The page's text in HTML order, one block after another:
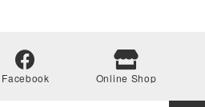
Facebook Online Shop